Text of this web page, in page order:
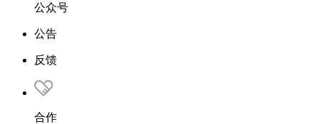
公众号
公告
反馈
合作